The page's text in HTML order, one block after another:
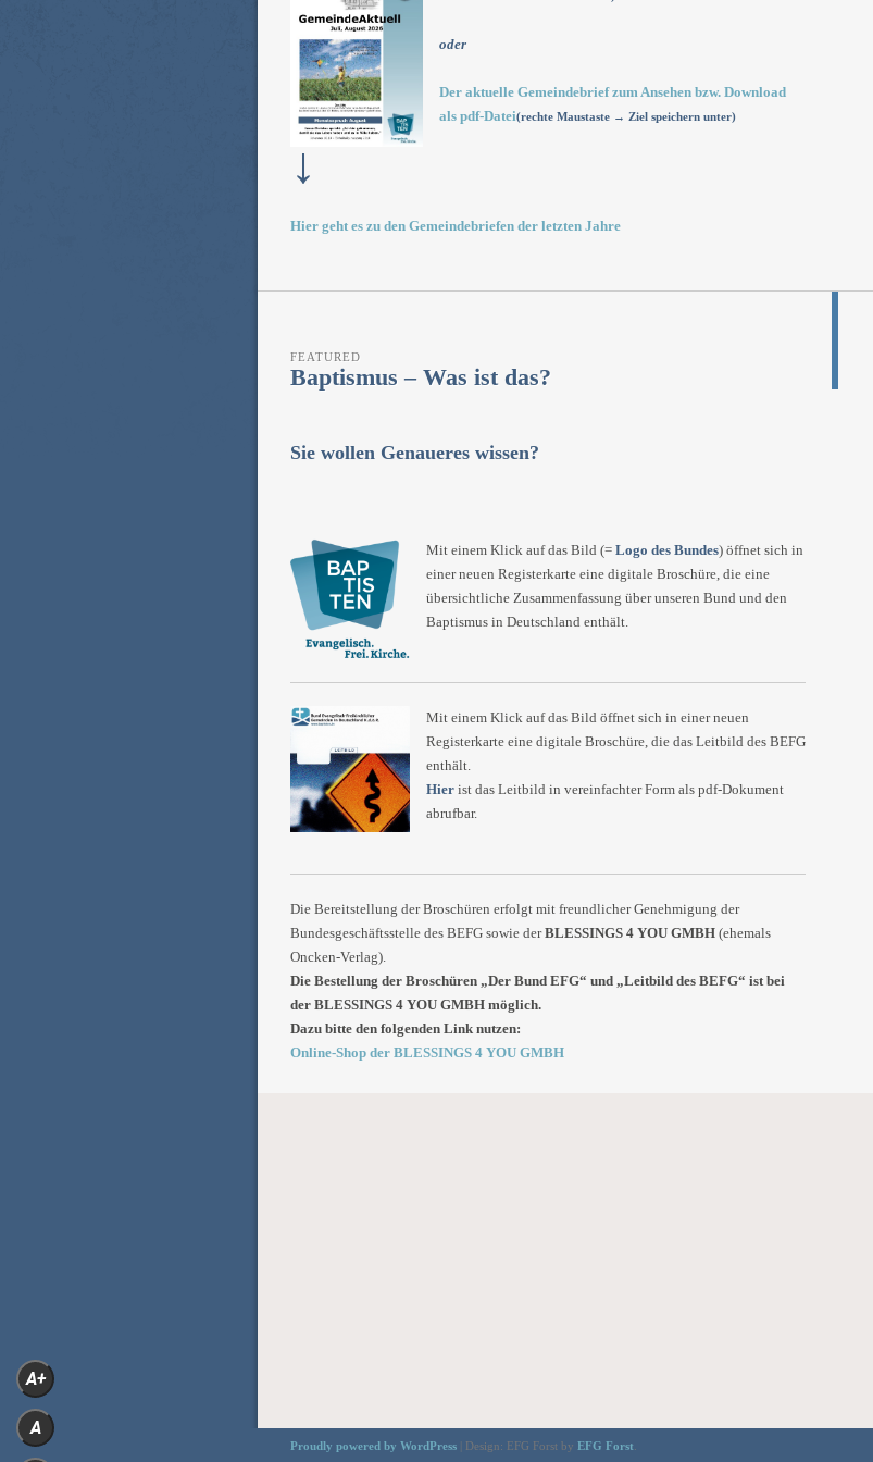
oder
Der aktuelle Gemeindebrief zum Ansehen bzw. Download
als pdf-Datei(rechte Maustaste → Ziel speichern unter)
↓
Hier geht es zu den Gemeindebriefen der letzten Jahre
FEATURED
Baptismus – Was ist das?
Sie wollen Genaueres wissen?
Mit einem Klick auf das Bild (= Logo des Bundes) öffnet sich in
einer neuen Registerkarte eine digitale Broschüre, die eine
übersichtliche Zusammenfassung über unseren Bund und den
Baptismus in Deutschland enthält.
Mit einem Klick auf das Bild öffnet sich in einer neuen
Registerkarte eine digitale Broschüre, die das Leitbild des BEFG
enthält.
Hier ist das Leitbild in vereinfachter Form als pdf-Dokument
abrufbar.
Die Bereitstellung der Broschüren erfolgt mit freundlicher Genehmigung der
Bundesgeschäftsstelle des BEFG sowie derBLESSINGS 4 YOU GMBH (ehemals
Oncken-Verlag).
Die Bestellung der Broschüren „Der Bund EFG“ und „Leitbild des BEFG“ ist bei
der BLESSINGS 4 YOU GMBH möglich.
Dazu bitte den folgenden Link nutzen:
Online-Shop der BLESSINGS 4 YOU GMBH
Proudly powered by WordPress Design: EFG Forst by EFG Forst
A+
A